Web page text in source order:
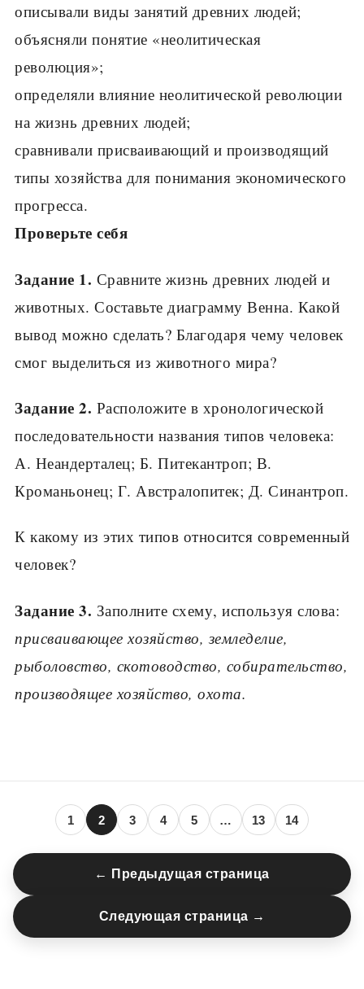
описывали виды занятий древних людей;
объясняли понятие «неолитическая
революция»;
определяли влияние неолитической революции
на жизнь древних людей;
сравнивали присваивающий и производящий
типы хозяйства для понимания экономического
прогресса.
Проверьте себя
Задание 1. Сравните жизнь древних людей и
животных. Составьте диаграмму Венна. Какой
вывод можно сделать? Благодаря чему человек
смог выделиться из животного мира?
Задание 2. Расположите в хронологической
последовательности названия типов человека:
А. Неандерталец; Б. Питекантроп; В.
Кроманьонец; Г. Австралопитек; Д. Синантроп.
К какому из этих типов относится современный
человек?
Задание 3. Заполните схему, используя слова:
присваивающее хозяйство, земледелие,
рыболовство, скотоводство, собирательство,
производящее хозяйство, охота.
1 2 3 4 5 … 13 14
← Предыдущая страница
Следующая страница →